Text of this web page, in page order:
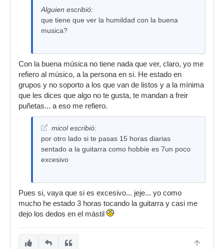
Alguien escribió:
que tiene que ver la humildad con la buena
musica?
Con la buena música no tiene nada que ver, claro, yo me
refiero al músico, a la persona en si. He estado en
grupos y no soporto a los que van de listos y a la mínima
que les dices que algo no te gusta, te mandan a freir
puñetas... a eso me refiero.
micol escribió:
por otro lado si te pasas 15 horas diarias
sentado a la guitarra como hobbie es 7un poco
excesivo
Pues si, vaya que si es excesivo... jeje... yo como
mucho he estado 3 horas tocando la guitarra y casi me
dejo los dedos en el mástil